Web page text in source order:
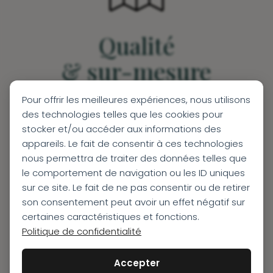
Pour offrir les meilleures expériences, nous utilisons
des technologies telles que les cookies pour
stocker et/ou accéder aux informations des
appareils. Le fait de consentir à ces technologies
nous permettra de traiter des données telles que
le comportement de navigation ou les ID uniques
sur ce site. Le fait de ne pas consentir ou de retirer
son consentement peut avoir un effet négatif sur
certaines caractéristiques et fonctions.
Politique de confidentialité
Accepter
Qualité
& sur-mesure
Des partenaires de confiance, choisis avec soin,
et une expertise reconnue pour des voyages
uniques et personnalisés
Impact
Positif